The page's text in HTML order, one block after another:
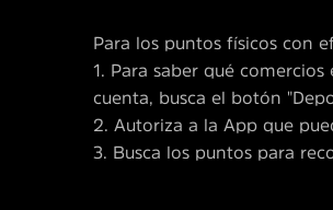
Para los puntos físicos con
1. Para saber qué
cuenta, busca el botón
2. Autoriza a la App que
3. Busca los puntos para